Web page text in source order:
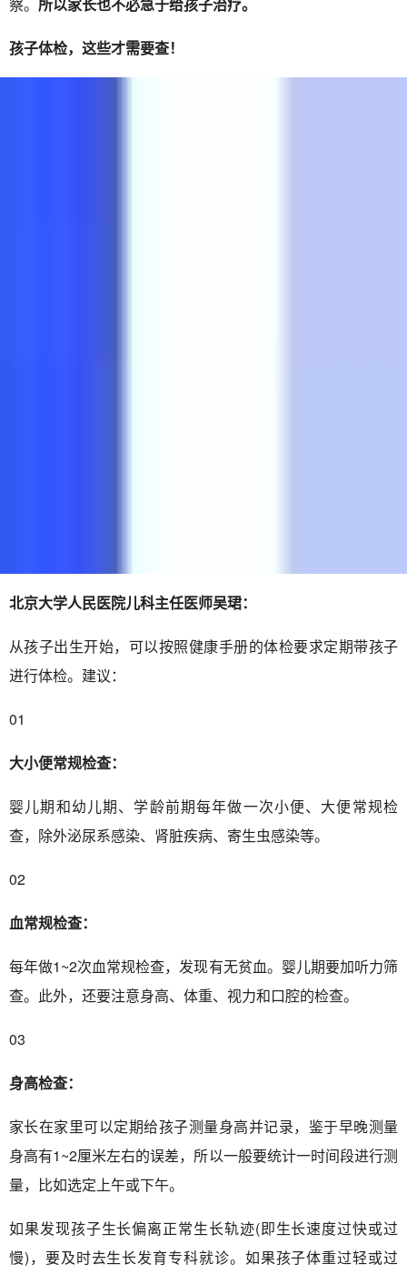
察。 所以家长也不必急于给孩子治疗。
孩子体检，这些才需要查！
北京大学人民医院儿科主任医师吴珺：
从孩子出生开始，可以按照健康手册的体检要求定期带孩子
进行体检。建议：
01
大小便常规检查：
婴儿期和幼儿期、学龄前期每年做一次小便、大便常规检
查，除外泌尿系感染、肾脏疾病、寄生虫感染等。
02
血常规检查：
每年做1~2次血常规检查，发现有无贫血。婴儿期要加听力筛
查。此外，还要注意身高、体重、视力和口腔的检查。
03
身高检查：
家长在家里可以定期给孩子测量身高并记录，鉴于早晚测量
身高有1~2厘米左右的误差，所以一般要统计一时间段进行测
量，比如选定上午或下午。
如果发现孩子生长偏离正常生长轨迹(即生长速度过快或过
慢)，要及时去生长发育专科就诊。如果孩子体重过轻或过